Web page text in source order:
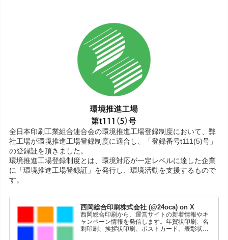
全日本印刷工業組合連合会の環境推進工場登録制度において、弊
社工場が環境推進工場登録制度に適合し、「登録番号t111(5)号」
の登録証を頂きました。
環境推進工場登録制度とは、環境対応が一定レベルに達した企業
に「環境推進工場登録証」を発行し、環境活動を支援するもので
す。
西岡総合印刷株式会社 (@24oca) on X
西岡総合印刷から、運営サイトの新着情報やキ
ャンペーン情報を発信します。年賀状印刷、名
刺印刷、挨拶状印刷、ポストカード、表彰状印